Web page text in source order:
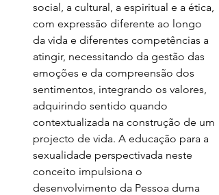
social, a cultural, a espiritual e a ética,
com expressão diferente ao longo
da vida e diferentes competências a
atingir, necessitando da gestão das
emoções e da compreensão dos
sentimentos, integrando os valores,
adquirindo sentido quando
contextualizada na construção de um
projecto de vida. A educação para a
sexualidade perspectivada neste
conceito impulsiona o
desenvolvimento da Pessoa duma